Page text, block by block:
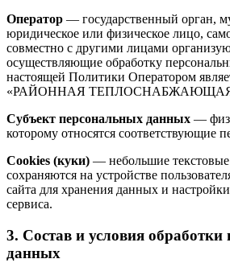
Оператор — государственный орган,
юридическое или физическое лицо,
совместно с другими лицами
осуществляющие обработку
настоящей Политики Оператором
«РАЙОННАЯ
Субъект персональных данных —
которому относятся соответствующие
Cookies (куки) — небольшие
сохраняются на устройстве
сайта для хранения данных и
сервиса.
3. Состав и условия обработки
данных